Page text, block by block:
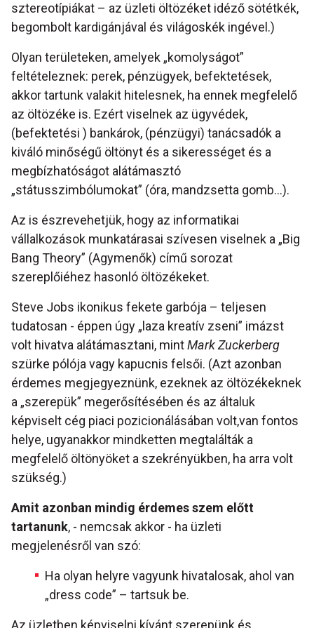
sztereotípiákat – az üzleti öltözéket idéző sötétkék,
begombolt kardigánjával és világoskék ingével.)
Olyan területeken, amelyek „komolyságot”
feltételeznek: perek, pénzügyek, befektetések,
akkor tartunk valakit hitelesnek, ha ennek megfelelő
az öltözéke is. Ezért viselnek az ügyvédek,
(befektetési ) bankárok, (pénzügyi) tanácsadók a
kiváló minőségű öltönyt és a sikerességet és a
megbízhatóságot alátámasztó
„státusszimbólumokat” (óra, mandzsetta gomb…).
Az is észrevehetjük, hogy az informatikai
vállalkozások munkatárasai szívesen viselnek a „Big
Bang Theory” (Agymenők) című sorozat
szereplőiéhez hasonló öltözékeket.
Steve Jobs ikonikus fekete garbója – teljesen
tudatosan - éppen úgy „laza kreatív zseni” imázst
volt hivatva alátámasztani, mintMark Zuckerberg
szürke pólója vagy kapucnis felsői. (Azt azonban
érdemes megjegyeznünk, ezeknek az öltözékeknek
a „szerepük” megerősítésében és az általuk
képviselt cég piaci pozicionálásában volt,van fontos
helye, ugyanakkor mindketten megtalálták a
megfelelő öltönyöket a szekrényükben, ha arra volt
szükség.)
Amit azonban mindig érdemes szem előtt
tartanunk, - nemcsak akkor - ha üzleti
megjelenésről van szó:
Ha olyan helyre vagyunk hivatalosak, ahol van
„dress code” – tartsuk be.
Az üzletben képviselni kívánt szerepünk és